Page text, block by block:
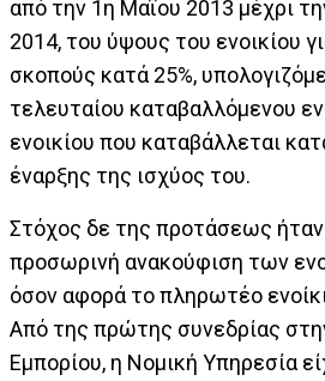
από την 1η Μαΐου 2013 μέχρι
2014, του ύψους του ενοικίου
σκοπούς κατά 25%,
τελευταίου καταβαλλόμενου
ενοικίου που καταβάλλεται
έναρξης της ισχύος του.
Στόχος δε της προτάσεως ήταν
προσωρινή ανακούφιση των
όσον αφορά το πληρωτέο
Από της πρώτης συνεδρίας
Εμπορίου, η Νομική Υπηρεσία